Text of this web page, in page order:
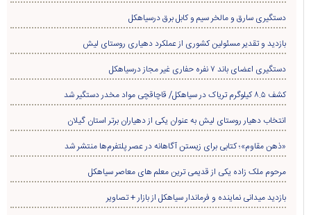
دستگیری سارق و مالخر سیم و کابل برق درسیاهکل
بازدید و تقدیر مسئولین کشوری از عملکرد دهیاری روستای لیش
دستگیری اعضای باند ۷ نفره حفاری غير مجاز درسیاهکل
کشف ۸.۵ کیلوگرم تریاک در سیاهکل/ قاچاقچی مواد مخدر دستگیر شد
انتخاب دهیار روستای لیش به عنوان یکی از دهیاران برتر استان گیلان
«ذهن مقاوم»؛ کتابی برای زیستن آگاهانه در عصر پلتفرم‌ها منتشر شد
مرحوم ملک زاده یکی از قدیمی ترین معلم های معاصر سیاهکل
بازدید میدانی نماینده و فرماندار سیاهکل از بازار + تصاویر